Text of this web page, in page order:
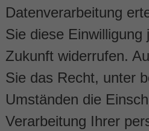
Datenverarbeitung
Sie diese Einwilligung
Zukunft widerrufen.
Sie das Recht, unter
Umständen die
Verarbeitung Ihrer